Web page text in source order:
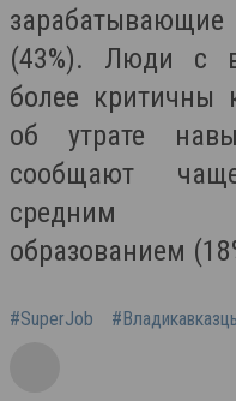
(43%). Люди с
более критичны
об утрате
сообщают
средним
образованием
#SuperJob